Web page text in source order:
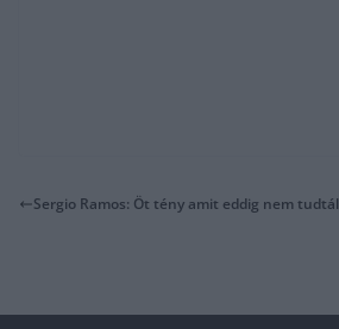
Sergio Ramos: Öt tény amit eddig nem